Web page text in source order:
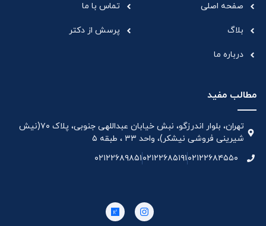
صفحه اصلی
بلاگ
درباره ما
تماس با ما
پرسش از دکتر
مطالب مفید
تهران، بلوار اندرزگو، نبش خیابان عبداللهی جنوبی، پلاک ۷۰(نیش
شیرینی فروشی نیشکر)، واحد ۳۳ ، طبقه ۵
۰۲۱۲۲۶۸۴۵۵۰۰۲۱۲۲۶۸۵۱۹۱۰۲۱۲۲۶۸۹۸۵۱